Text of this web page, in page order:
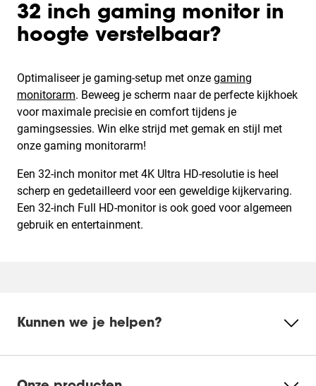
32 inch gaming monitor in
hoogte verstelbaar?
Optimaliseer je gaming-setup met onze gaming
monitorarm. Beweeg je scherm naar de perfecte kijkhoek
voor maximale precisie en comfort tijdens je
gamingsessies. Win elke strijd met gemak en stijl met
onze gaming monitorarm!
Een 32-inch monitor met 4K Ultra HD-resolutie is heel
scherp en gedetailleerd voor een geweldige kijkervaring.
Een 32-inch Full HD-monitor is ook goed voor algemeen
gebruik en entertainment.
Kunnen we je helpen?